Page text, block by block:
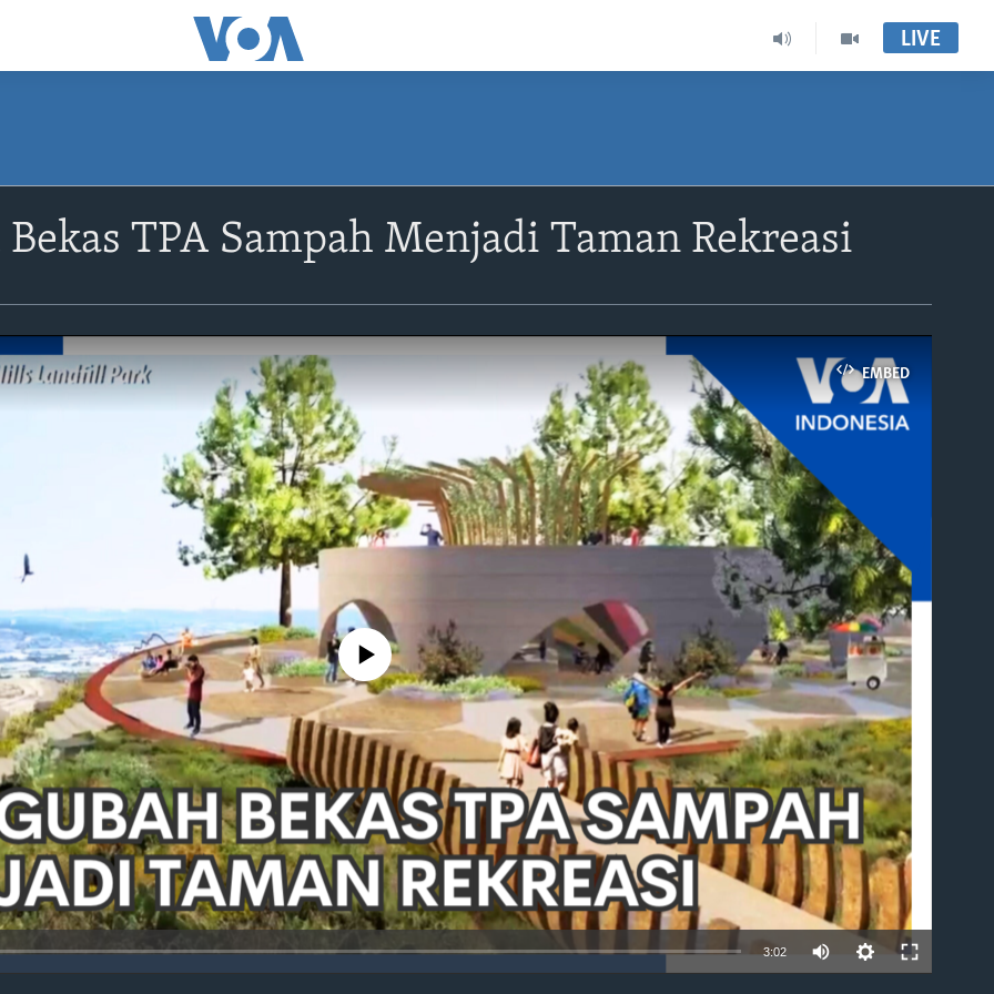
LIVE
TPA Sampah Menjadi Taman Rekreasi
EMBED
No media source currently available
3:02